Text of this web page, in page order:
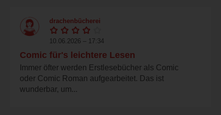
drachenbücherei
10.06.2026 – 17:34
Comic für's leichtere Lesen
Immer öfter werden Erstlesebücher als Comic
oder Comic Roman aufgearbeitet. Das ist
wunderbar, um...